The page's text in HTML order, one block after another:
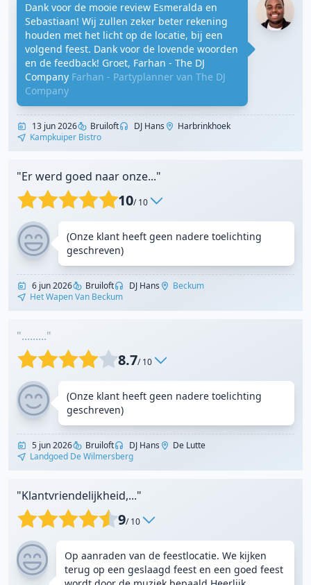
Dank voor de mooie review Esmeralda en
Sebastiaan! Wij zullen zeker beter rekening
houden met het licht op de locatie, bij een
volgend feest. Dank voor de lovende woorden
en de feedback! Groet, Farhan - The DJ
Company Farhan - Partyplanner van The DJ
Company
13 jun 2026 Bruiloft DJ Hans
Harbrinkhoek
Kampkuiper Bistro
"Er werd goed naar onze..."
10/ 10
(Onze klant heeft geen nadere toelichting
geschreven)
6 jun 2026 Bruiloft DJ Hans
Beckum
Het Wapen Van Beckum
"........."
8.7/ 10
(Onze klant heeft geen nadere toelichting
geschreven)
5 jun 2026 Bruiloft DJ Hans
De Lutte
Landgoed De Wilmersberg
"Klantvriendelijkheid,..."
9/ 10
Op aanraden van de feestlocatie. We kijken
terug op een geslaagd feest en een goed feest